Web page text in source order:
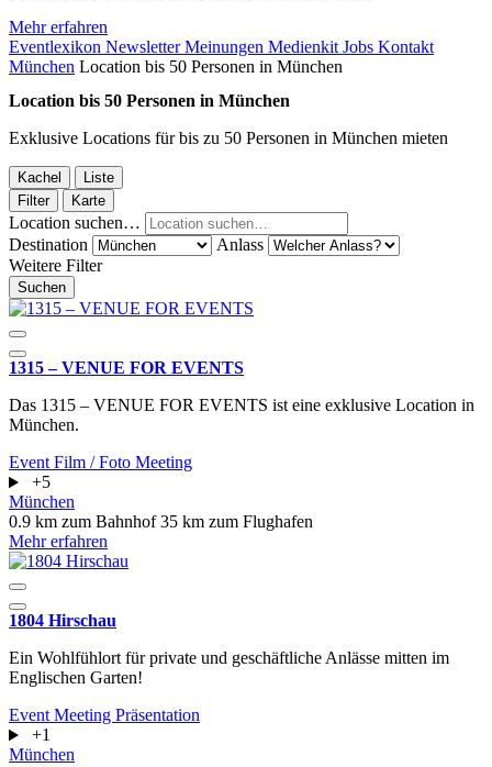
Mehr erfahren
Eventlexikon NewsletterMeinungen Medienkit Jobs Kontakt
München Location bis 50 Personen in München
Location bis 50 Personen in München
Exklusive Locations für bis zu 50 Personen in München mieten
Kachel
Liste
Filter
Karte
Location suchen…
Destination
Anlass
Weitere Filter
Suchen
1315 – VENUE FOR EVENTS
Das 1315 – VENUE FOR EVENTS ist eine exklusive Location in
München.
Event Film / Foto Meeting
+5
München
0.9 km zum Bahnhof35 km zum Flughafen
Mehr erfahren
1804 Hirschau
Ein Wohlfühlort für private und geschäftliche Anlässe mitten im
Englischen Garten!
Event Meeting Präsentation
+1
München